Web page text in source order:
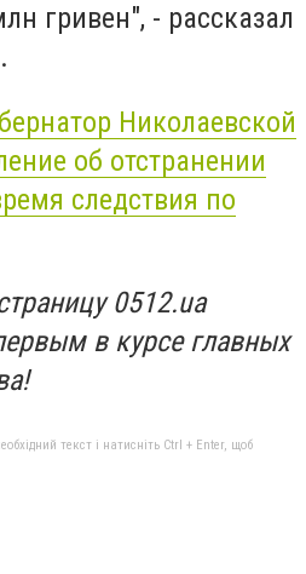
гривен", - рассказал
Николаевской
об отстранении
следствия по
0512.ua
в курсе главных
текст і натисніть Ctrl + Enter, щоб